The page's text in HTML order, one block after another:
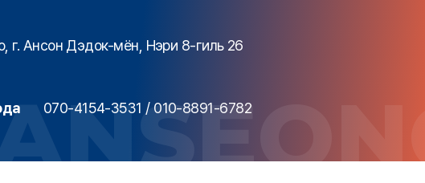
г. Ансон Дэдок-мён, Нэри 8-гиль 26
070-4154-3531 / 010-8891-6782